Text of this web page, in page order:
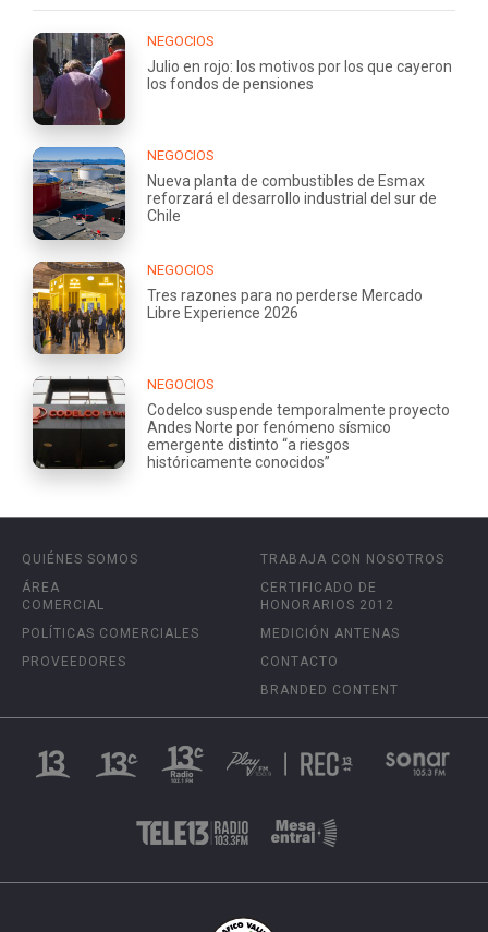
NEGOCIOS
Julio en rojo: los motivos por los que cayeron
los fondos de pensiones
NEGOCIOS
Nueva planta de combustibles de Esmax
reforzará el desarrollo industrial del sur de
Chile
NEGOCIOS
Tres razones para no perderse Mercado
Libre Experience 2026
NEGOCIOS
Codelco suspende temporalmente proyecto
Andes Norte por fenómeno sísmico
emergente distinto “a riesgos
históricamente conocidos”
QUIÉNES SOMOS
ÁREA
COMERCIAL
POLÍTICAS COMERCIALES
PROVEEDORES
TRABAJA CON NOSOTROS
CERTIFICADO DE
HONORARIOS 2012
MEDICIÓN ANTENAS
CONTACTO
BRANDED CONTENT